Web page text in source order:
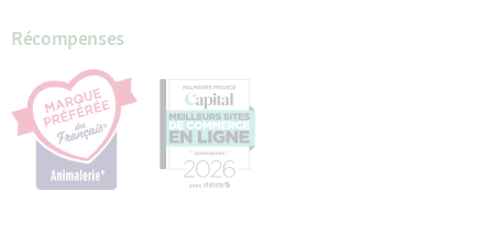
Récompenses